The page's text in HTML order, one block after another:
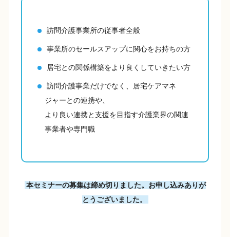
訪問介護事業所の従事者全般
事業所のセールスアップに関心をお持ちの方
居宅との関係構築をより良くしていきたい方
訪問介護事業だけでなく、居宅ケアマネ
ジャーとの連携や、
より良い連携と支援を目指す介護業界の関連
事業者や専門職
本セミナーの募集は締め切りました。お申し込みありが
とうございました。